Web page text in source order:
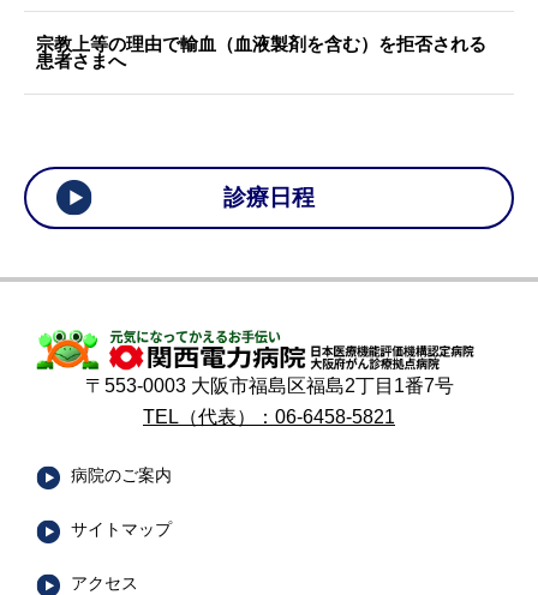
宗教上等の理由で輸血（血液製剤を含む）を拒否される
患者さまへ
診療日程
〒553-0003 大阪市福島区福島2丁目1番7号
TEL（代表）：06-6458-5821
病院のご案内
サイトマップ
アクセス